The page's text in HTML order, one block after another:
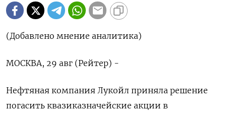
(Добавлено мнение аналитика)
МОСКВА, 29 авг (Рейтер) -
Нефтяная компания Лукойл приняла решение
погасить квазиказначейские акции в